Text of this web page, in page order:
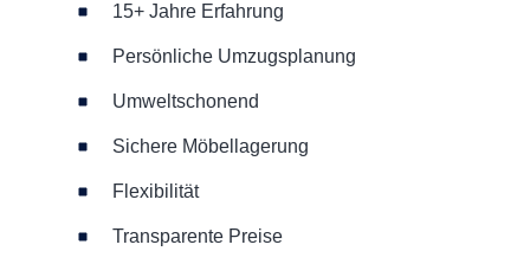
15+ Jahre Erfahrung
Persönliche Umzugsplanung
Umweltschonend
Sichere Möbellagerung
Flexibilität
Transparente Preise